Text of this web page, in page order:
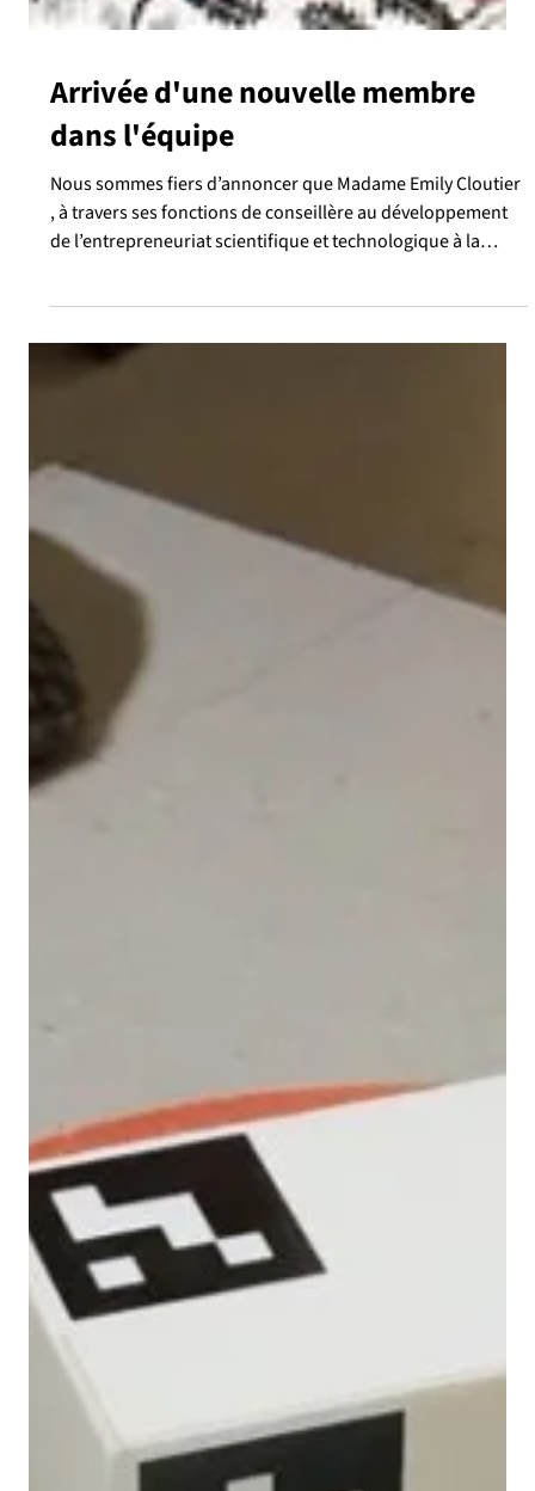
Arrivée d'une nouvelle membre
dans l'équipe
Nous sommes fiers d’annoncer que Madame Emily Cloutier
, à travers ses fonctions de conseillère au développement
de l’entrepreneuriat scientifique et technologique à la
Faculté des sciences et de génie – Université Laval ,
soutiendra le développement d'Industrie UL, pour le Lab-
OBNL qui commercialisera les micro-roulottes fabriquées
au Lab-Usine. Cette entreprise constituera, pour plusieurs